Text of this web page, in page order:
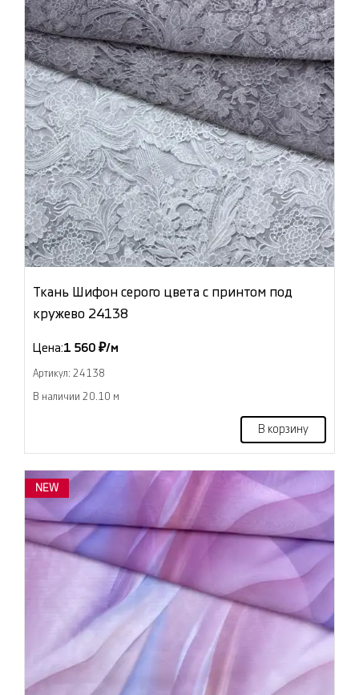
Ткань Шифон серого цвета с принтом под
кружево 24138
Цена:1 560 ₽/м
Артикул: 24138
В наличии 20.10 м
В корзину
NEW